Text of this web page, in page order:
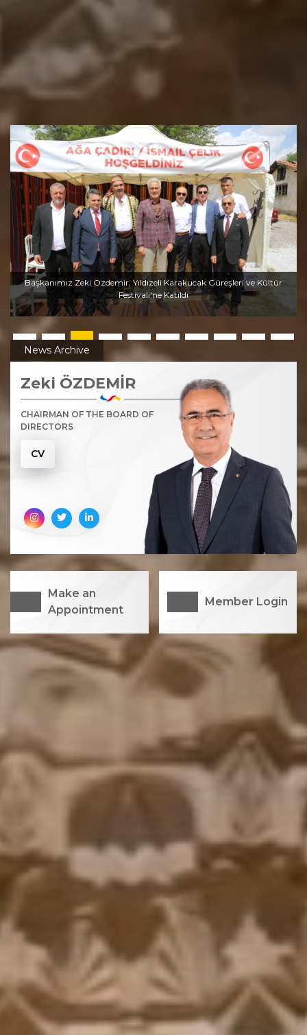
Başkanımız Zeki Özdemir, Yıldızeli Karakucak Güreşleri ve Kültür
Festivali'ne Katıldı
News Archive
Zeki ÖZDEMİR
CHAIRMAN OF THE BOARD OF
DIRECTORS
CV
Make an
Appointment
Member Login